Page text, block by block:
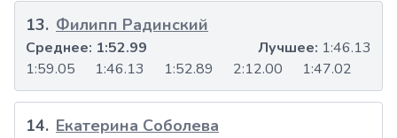
13. Филипп Радинский
1:59.05 1:46.13 1:52.89 2:12.00 1:47.02
Среднее: 1:52.99 Лучшее: 1:46.13
14. Екатерина Соболева